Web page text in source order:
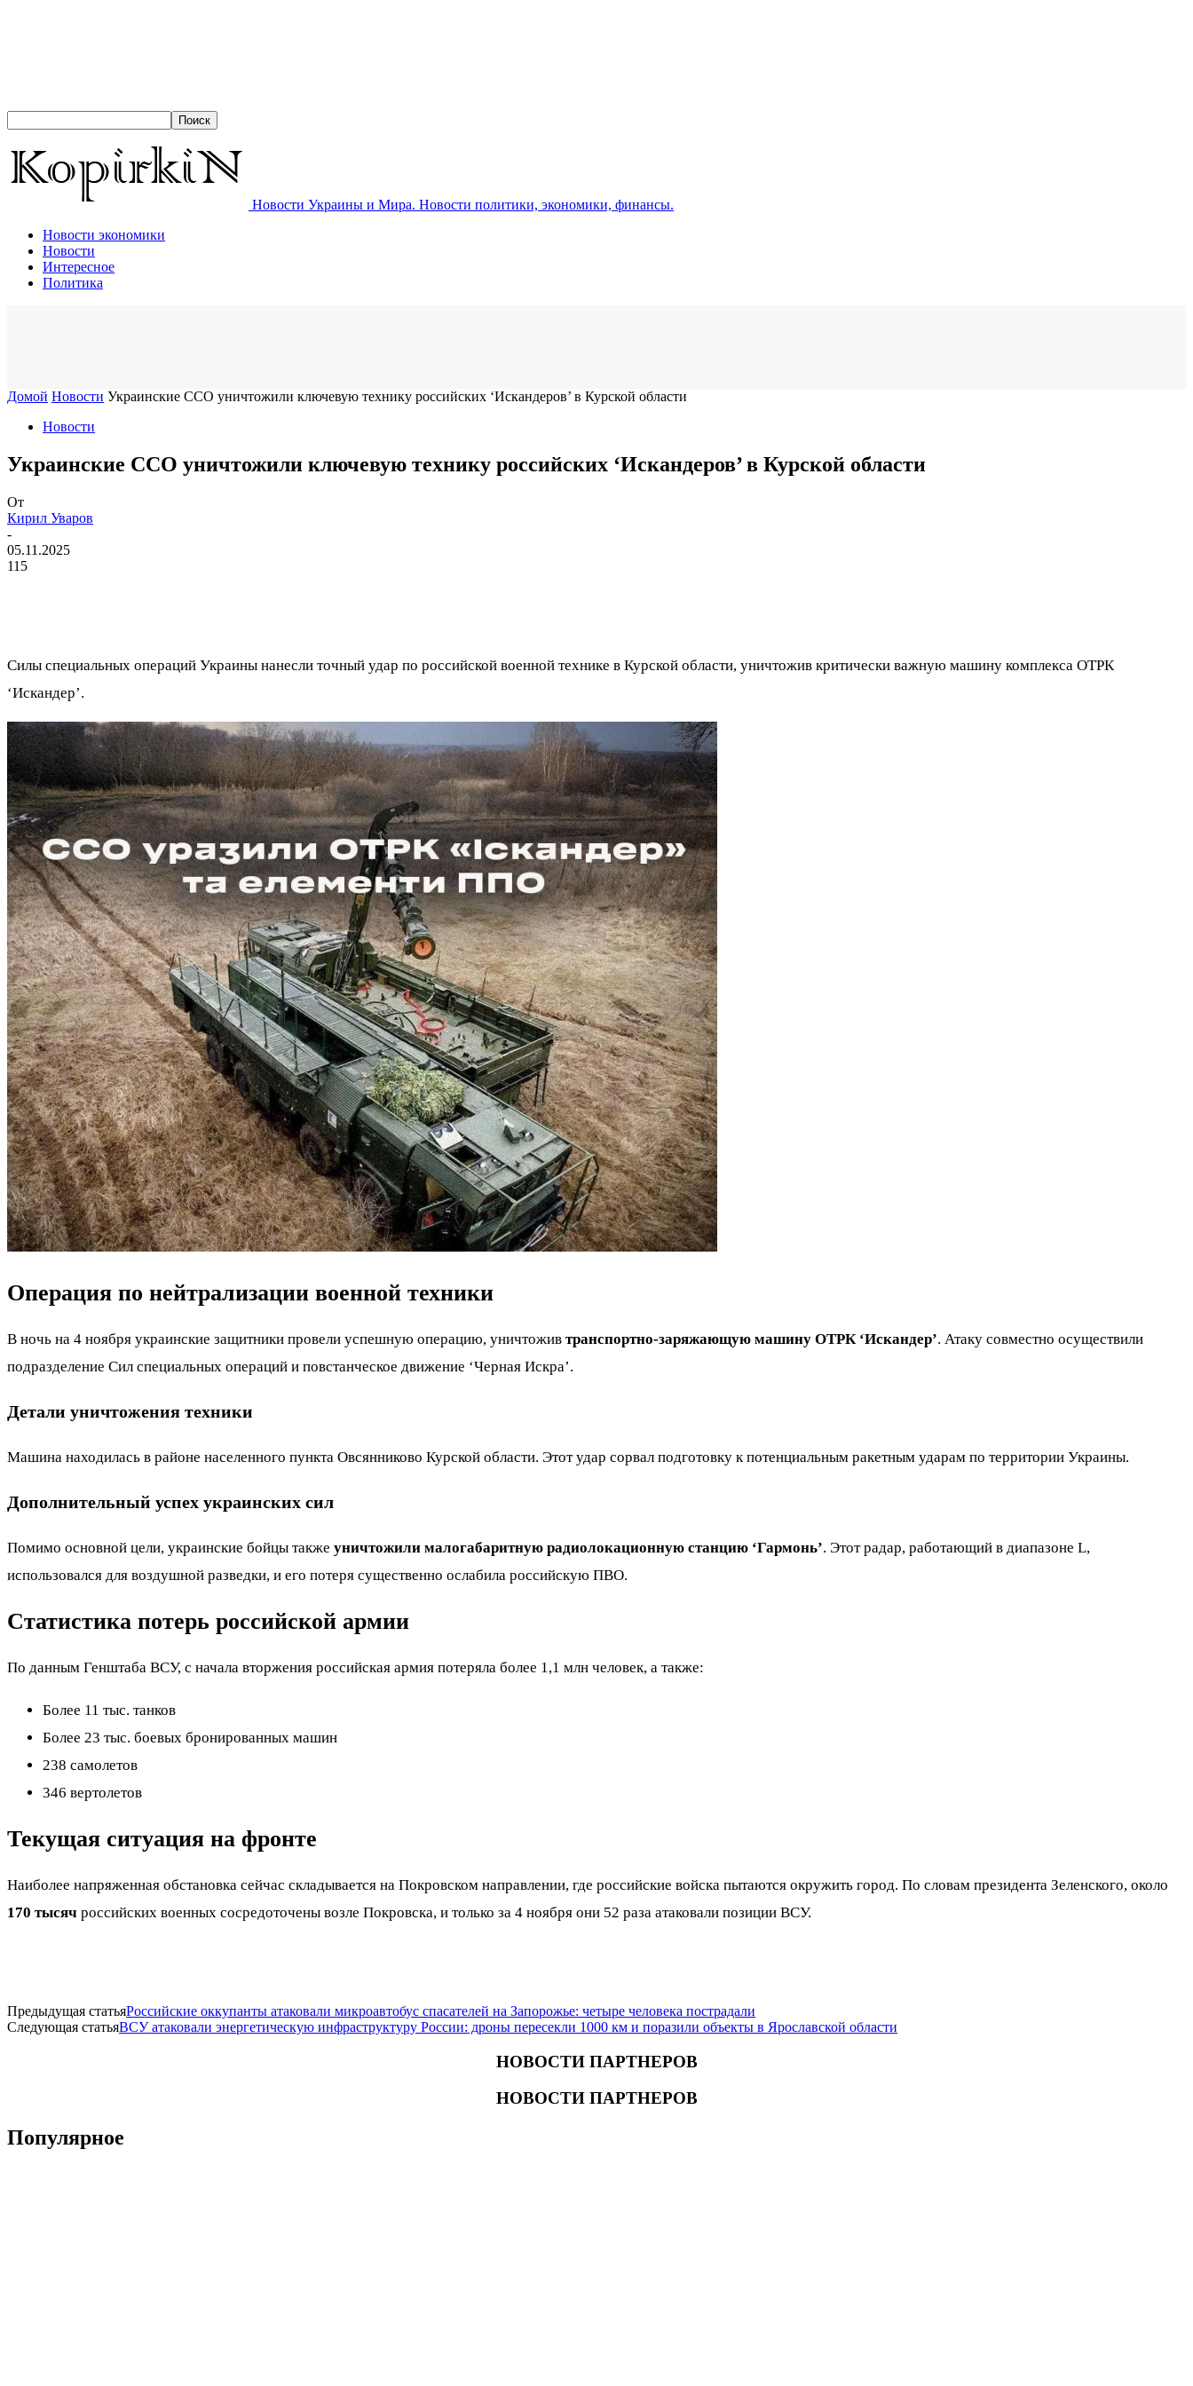
Новости Украины и Мира. Новости политики, экономики, финансы.
Новости экономики
Новости
Интересное
Политика
Домой Новости Украинские ССО уничтожили ключевую технику российских ‘Искандеров’ в Курской области
Новости
Украинские ССО уничтожили ключевую технику российских ‘Искандеров’ в Курской области
От
Кирил Уваров
-
05.11.2025
115
Силы специальных операций Украины нанесли точный удар по российской военной технике в Курской области, уничтожив критически важную машину комплекса ОТРК
‘Искандер’.
Операция по нейтрализации военной техники
В ночь на 4 ноября украинские защитники провели успешную операцию, уничтожив транспортно-заряжающую машину ОТРК ‘Искандер’. Атаку совместно осуществили
подразделение Сил специальных операций и повстанческое движение ‘Черная Искра’.
Детали уничтожения техники
Машина находилась в районе населенного пункта Овсянниково Курской области. Этот удар сорвал подготовку к потенциальным ракетным ударам по территории Украины.
Дополнительный успех украинских сил
Помимо основной цели, украинские бойцы также уничтожили малогабаритную радиолокационную станцию ‘Гармонь’. Этот радар, работающий в диапазоне L,
использовался для воздушной разведки, и его потеря существенно ослабила российскую ПВО.
Статистика потерь российской армии
По данным Генштаба ВСУ, с начала вторжения российская армия потеряла более 1,1 млн человек, а также:
Более 11 тыс. танков
Более 23 тыс. боевых бронированных машин
238 самолетов
346 вертолетов
Текущая ситуация на фронте
Наиболее напряженная обстановка сейчас складывается на Покровском направлении, где российские войска пытаются окружить город. По словам президента Зеленского, около
170 тысяч российских военных сосредоточены возле Покровска, и только за 4 ноября они 52 раза атаковали позиции ВСУ.
Предыдущая статьяРоссийские оккупанты атаковали микроавтобус спасателей на Запорожье: четыре человека пострадали
Следующая статьяВСУ атаковали энергетическую инфраструктуру России: дроны пересекли 1000 км и поразили объекты в Ярославской области
НОВОСТИ ПАРТНЕРОВ
НОВОСТИ ПАРТНЕРОВ
Популярное